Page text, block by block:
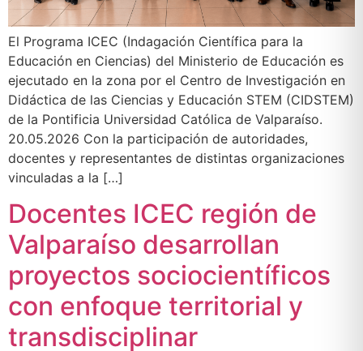
El Programa ICEC (Indagación Científica para la
Educación en Ciencias) del Ministerio de Educación es
ejecutado en la zona por el Centro de Investigación en
Didáctica de las Ciencias y Educación STEM (CIDSTEM)
de la Pontificia Universidad Católica de Valparaíso.
20.05.2026 Con la participación de autoridades,
docentes y representantes de distintas organizaciones
vinculadas a la […]
Docentes ICEC región de
Valparaíso desarrollan
proyectos sociocientíficos
con enfoque territorial y
transdisciplinar